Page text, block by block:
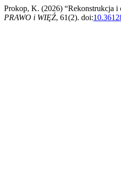
Prokop, K. (2026) “Rekonstrukcja i
PRAWO i WIĘŹ, 61(2). doi: